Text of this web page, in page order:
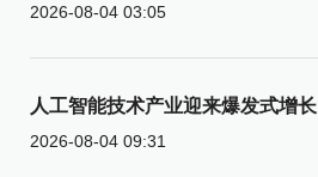
2026-08-04 03:05
人工智能技术产业迎来爆发式增长
2026-08-04 09:31